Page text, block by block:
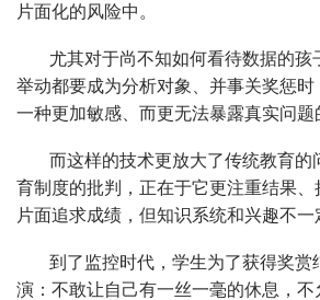
片面化的风险中。
尤其对于尚不知如何看待数据的孩
举动都要成为分析对象、并事关奖惩时
一种更加敏感、而更无法暴露真实问题
而这样的技术更放大了传统教育的
育制度的批判，正在于它更注重结果
片面追求成绩，但知识系统和兴趣不一
到了监控时代，学生为了获得奖赏
演：不敢让自己有一丝一毫的休息，